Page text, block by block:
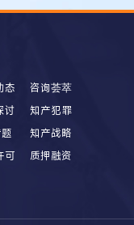
态
咨询荟萃
讨
知产犯罪
知产战略
可
质押融资